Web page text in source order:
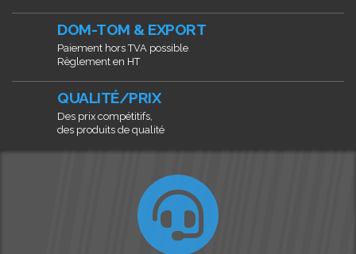
DOM-TOM & EXPORT
Paiement hors TVA possible
Règlement en HT
QUALITÉ/PRIX
Des prix compétitifs,
des produits de qualité